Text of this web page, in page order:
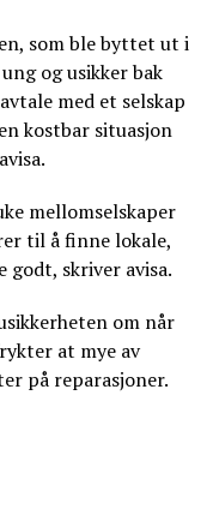
som ble byttet ut i
og usikker bak
med et selskap
kostbar situasjon
mellomselskaper
til å finne lokale,
godt, skriver avisa.
om når
at mye av
på reparasjoner.